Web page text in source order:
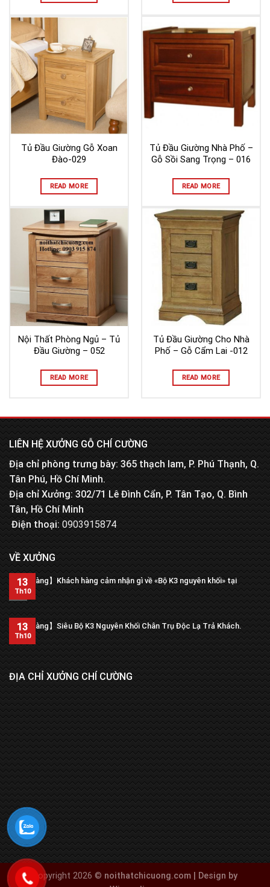
Tủ Đầu Giường Gỗ Xoan
Đào-029
READ MORE
Tủ Đầu Giường Nhà Phố –
Gỗ Sồi Sang Trọng – 016
READ MORE
Nội Thất Phòng Ngủ – Tủ
Đầu Giường – 052
READ MORE
Tủ Đầu Giường Cho Nhà
Phố – Gỗ Cẩm Lai -012
READ MORE
LIÊN HỆ XƯỞNG GỖ CHÍ CƯỜNG
Địa chỉ phòng trưng bày: 365 thạch lam, P. Phú Thạnh, Q.
Tân Phú, Hồ Chí Minh.
Địa chỉ Xưởng: 302/71 Lê Đình Cẩn, P. Tân Tạo, Q. Bình
Tân, Hồ Chí Minh
Điện thoại:0903915874
VỀ XƯỞNG
【Trả hàng】Khách hàng cảm nhận gì về «Bộ K3 nguyên khối» tại
xưởng?
13
Th10
【Trả hàng】Siêu Bộ K3 Nguyên Khối Chân Trụ Độc Lạ Trả Khách.
13
Th10
ĐỊA CHỈ XƯỞNG CHÍ CƯỜNG
Copyright 2026 © noithatchicuong.com | Design by